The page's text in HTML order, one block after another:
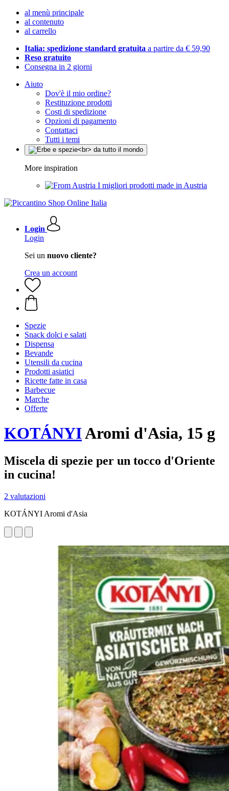
al menù principale
al contenuto
al carrello
Italia: spedizione standard gratuita a partire da € 59,90
Reso gratuito
Consegna in 2 giorni
Aiuto
Dov'è il mio ordine?
Restituzione prodotti
Costi di spedizione
Opzioni di pagamento
Contattaci
Tutti i temi
More inspiration
I migliori prodotti made in Austria
Login
Login
Sei un nuovo cliente?
Crea un account
Spezie
Snack dolci e salati
Dispensa
Bevande
Utensili da cucina
Prodotti asiatici
Ricette fatte in casa
Barbecue
Marche
Offerte
KOTÁNYIAromi d'Asia, 15 g
Miscela di spezie per un tocco d'Oriente
in cucina!
2 valutazioni
KOTÁNYI Aromi d'Asia